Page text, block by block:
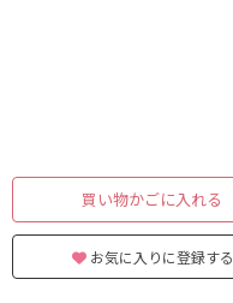
買い物かごに入れる
お気に入りに登録する